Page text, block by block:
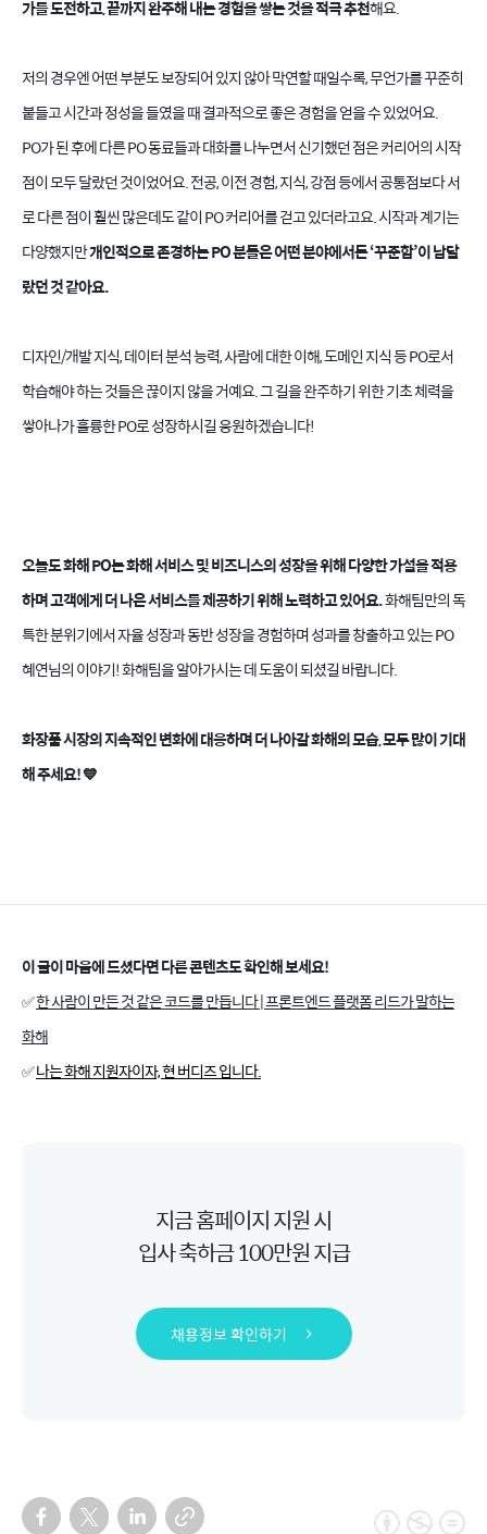
가를 도전하고, 끝까지 완주해 내는 경험을 쌓는 것을 적극 추천해요.
저의 경우엔 어떤 부분도 보장되어 있지 않아 막연할 때일수록, 무언가를 꾸준히
붙들고 시간과 정성을 들였을 때 결과적으로 좋은 경험을 얻을 수 있었어요.
PO가 된 후에 다른 PO 동료들과 대화를 나누면서 신기했던 점은 커리어의 시작
점이 모두 달랐던 것이었어요. 전공, 이전 경험, 지식, 강점 등에서 공통점보다 서
로 다른 점이 훨씬 많은데도 같이 PO 커리어를 걷고 있더라고요. 시작과 계기는
다양했지만개인적으로 존경하는 PO 분들은 어떤 분야에서든 ‘꾸준함’이 남달
랐던 것 같아요.
디자인/개발 지식, 데이터 분석 능력, 사람에 대한 이해, 도메인 지식 등 PO로서
학습해야 하는 것들은 끊이지 않을 거예요. 그 길을 완주하기 위한 기초 체력을
쌓아나가 훌륭한 PO로 성장하시길 응원하겠습니다!
오늘도 화해 PO는 화해 서비스 및 비즈니스의 성장을 위해 다양한 가설을 적용
하며 고객에게 더 나은 서비스를 제공하기 위해 노력하고 있어요.화해팀만의 독
특한 분위기에서 자율 성장과 동반 성장을 경험하며 성과를 창출하고 있는 PO
혜연님의 이야기! 화해팀을 알아가시는 데 도움이 되셨길 바랍니다.
화장품 시장의 지속적인 변화에 대응하며 더 나아갈 화해의 모습, 모두 많이 기대
해 주세요!💙
이 글이 마음에 드셨다면 다른 콘텐츠도 확인해 보세요!
✅한 사람이 만든 것 같은 코드를 만듭니다 | 프론트엔드 플랫폼 리드가 말하는
화해
✅나는 화해 지원자이자, 현 버디즈 입니다.
지금 홈페이지 지원 시
입사 축하금 100만원 지급
채용정보 확인하기